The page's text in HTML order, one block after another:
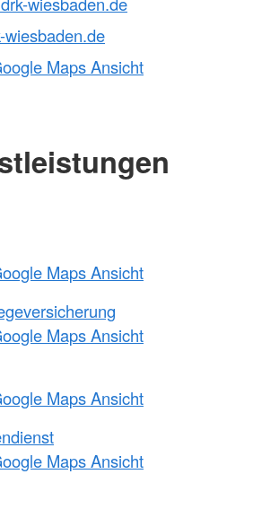
wiesbaden.de
Maps Ansicht
Maps Ansicht
Maps Ansicht
Maps Ansicht
Maps Ansicht